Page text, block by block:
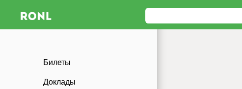
Билеты
Доклады